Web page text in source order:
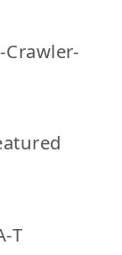
Crawler-
T